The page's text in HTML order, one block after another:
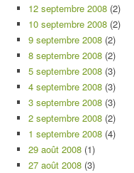
12 septembre 2008 (2)
10 septembre 2008 (2)
9 septembre 2008 (2)
8 septembre 2008 (2)
5 septembre 2008 (3)
4 septembre 2008 (3)
3 septembre 2008 (3)
2 septembre 2008 (2)
1 septembre 2008 (4)
29 août 2008 (1)
27 août 2008 (3)